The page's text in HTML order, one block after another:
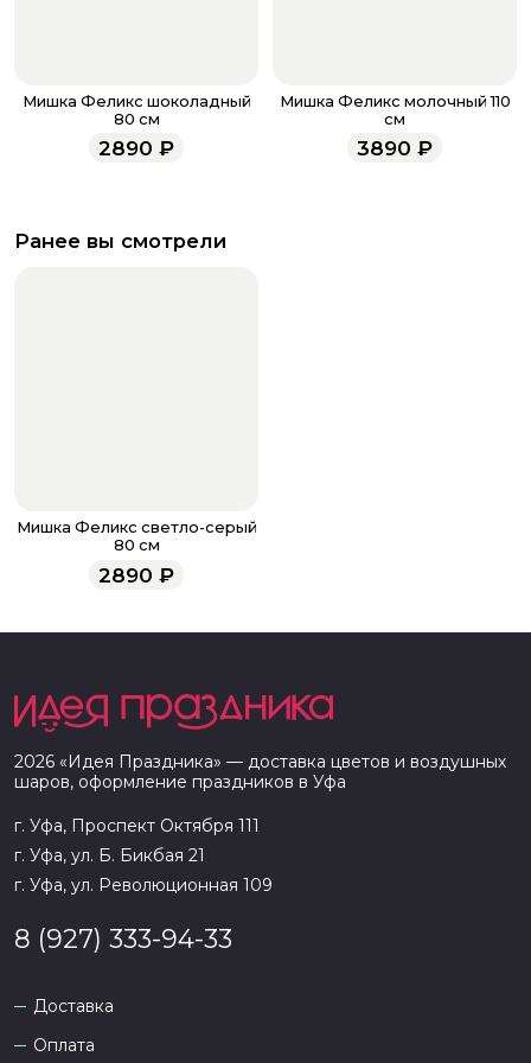
Мишка Феликс шоколадный
80 см
2890 ₽
Мишка Феликс молочный 110
см
3890 ₽
Ранее вы смотрели
Мишка Феликс светло-серый
80 см
2890 ₽
2026 «Идея Праздника» — доставка цветов и воздушных
шаров, оформление праздников в Уфа
г. Уфа, Проспект Октября 111
г. Уфа, ул. Б. Бикбая 21
г. Уфа, ул. Революционная 109
8 (927) 333-94-33
Доставка
Оплата